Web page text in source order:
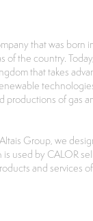
that was born
of the country.
that takes
productions of gas
Group, we
used by CALOR
and services